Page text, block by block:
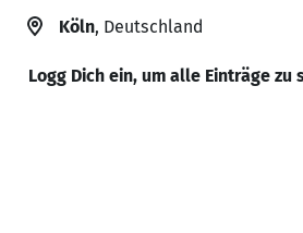
Köln, Deutschland
Logg Dich ein, um alle Einträge zu